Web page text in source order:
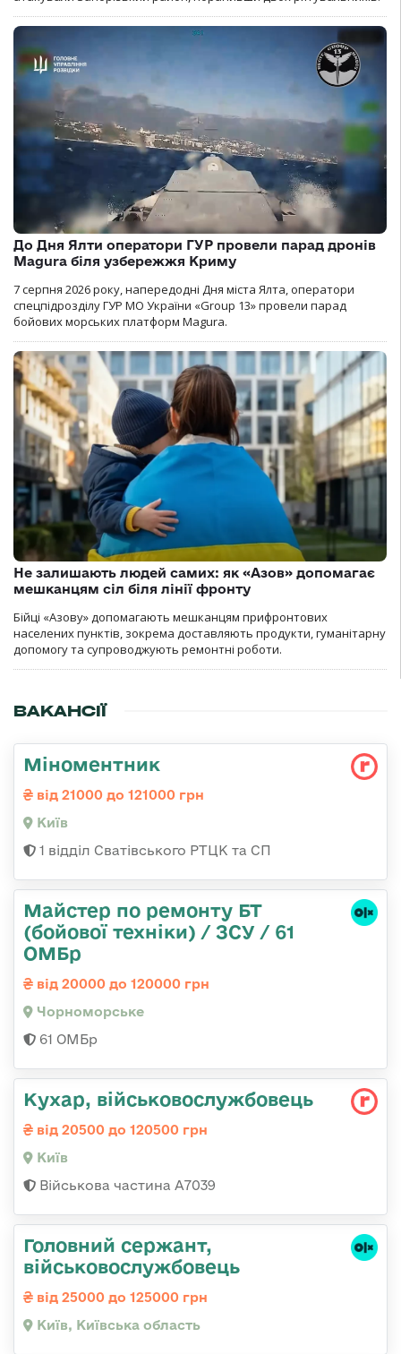
До Дня Ялти оператори ГУР провели парад дронів
Magura біля узбережжя Криму
7 серпня 2026 року, напередодні Дня міста Ялта, оператори
спецпідрозділу ГУР МО України «Group 13» провели парад
бойових морських платформ Magura.
Не залишають людей самих: як «Азов» допомагає
мешканцям сіл біля лінії фронту
Бійці «Азову» допомагають мешканцям прифронтових
населених пунктів, зокрема доставляють продукти, гуманітарну
допомогу та супроводжують ремонтні роботи.
ВАКАНСІЇ
Міноментник
від 21000 до 121000 грн
Київ
1 відділ Сватівського РТЦК та СП
Майстер по ремонту БТ
(бойової техніки) / ЗСУ / 61
ОМБр
від 20000 до 120000 грн
Чорноморське
61 ОМБр
Кухар, військовослужбовець
від 20500 до 120500 грн
Київ
Військова частина А7039
Головний сержант,
військовослужбовець
від 25000 до 125000 грн
Київ, Київська область